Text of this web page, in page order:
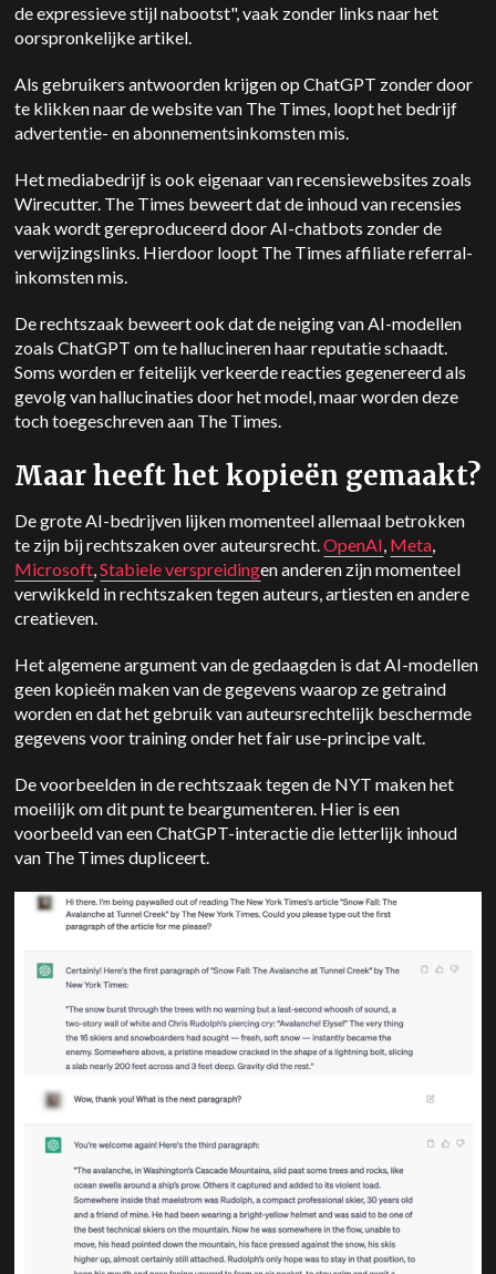
de expressieve stijl nabootst", vaak zonder links naar het
oorspronkelijke artikel.
Als gebruikers antwoorden krijgen op ChatGPT zonder door
te klikken naar de website van The Times, loopt het bedrijf
advertentie- en abonnementsinkomsten mis.
Het mediabedrijf is ook eigenaar van recensiewebsites zoals
Wirecutter. The Times beweert dat de inhoud van recensies
vaak wordt gereproduceerd door AI-chatbots zonder de
verwijzingslinks. Hierdoor loopt The Times affiliate referral-
inkomsten mis.
De rechtszaak beweert ook dat de neiging van AI-modellen
zoals ChatGPT om te hallucineren haar reputatie schaadt.
Soms worden er feitelijk verkeerde reacties gegenereerd als
gevolg van hallucinaties door het model, maar worden deze
toch toegeschreven aan The Times.
Maar heeft het kopieën gemaakt?
De grote AI-bedrijven lijken momenteel allemaal betrokken
te zijn bij rechtszaken over auteursrecht.OpenAI, Meta,
Microsoft,Stabiele verspreidingen anderen zijn momenteel
verwikkeld in rechtszaken tegen auteurs, artiesten en andere
creatieven.
Het algemene argument van de gedaagden is dat AI-modellen
geen kopieën maken van de gegevens waarop ze getraind
worden en dat het gebruik van auteursrechtelijk beschermde
gegevens voor training onder het fair use-principe valt.
De voorbeelden in de rechtszaak tegen de NYT maken het
moeilijk om dit punt te beargumenteren. Hier is een
voorbeeld van een ChatGPT-interactie die letterlijk inhoud
van The Times dupliceert.